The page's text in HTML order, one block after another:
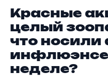
Красные
целый
что
неделе?